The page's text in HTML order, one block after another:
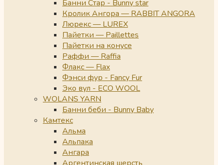
Банни Стар - Bunny star
Кролик Ангора — RABBIT ANGORA
Люрекс — LUREX
Пайетки — Paillettes
Пайетки на конусе
Раффи — Raffia
Флакс — Flax
Фэнси фур - Fancy Fur
Эко вул - ECO WOOL
WOLANS YARN
Банни беби - Bunny Baby
Камтекс
Альма
Альпака
Ангара